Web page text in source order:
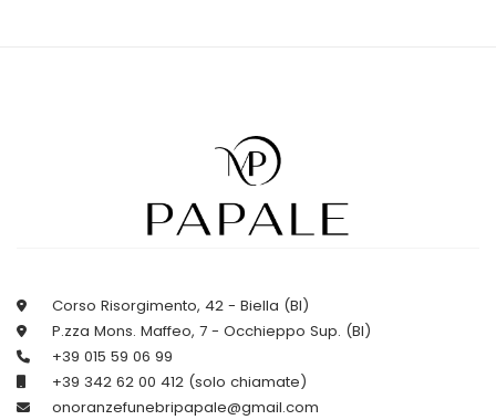
Corso Risorgimento, 42 - Biella (BI)
P.zza Mons. Maffeo, 7 - Occhieppo Sup. (BI)
+39 015 59 06 99
+39 342 62 00 412 (solo chiamate)
onoranzefunebripapale@gmail.com